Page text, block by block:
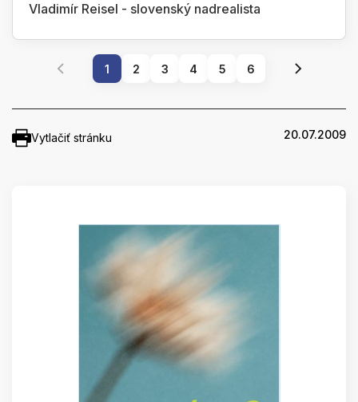
Vladimír Reisel - slovenský nadrealista
1 2 3 4 5 6
Vytlačiť stránku 20.07.2009